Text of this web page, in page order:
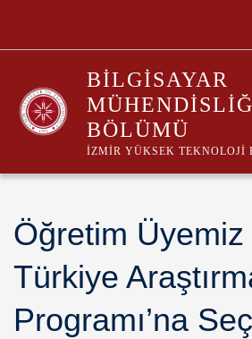
BILGISAYAR
BÖLÜMÜ
İZMIR YÜKSEK TEKNOLOJI
Öğretim
Türkiye
Programı’na